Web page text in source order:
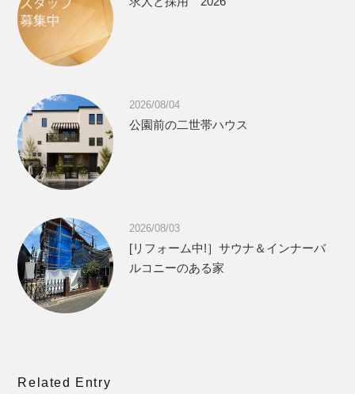
2026/08/04
公園前の二世帯ハウス
2026/08/03
[リフォーム中!］サウナ＆インナーバ
ルコニーのある家
Related Entry